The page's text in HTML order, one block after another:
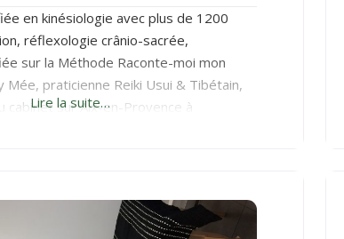
en kinésiologie avec plus de 1200
réflexologie crânio-sacrée,
sur la Méthode Raconte-moi mon
Mée, praticienne Reiki Usui & Tibétain,
cabinet sur Aix-en-Provence à
Lire la suite…